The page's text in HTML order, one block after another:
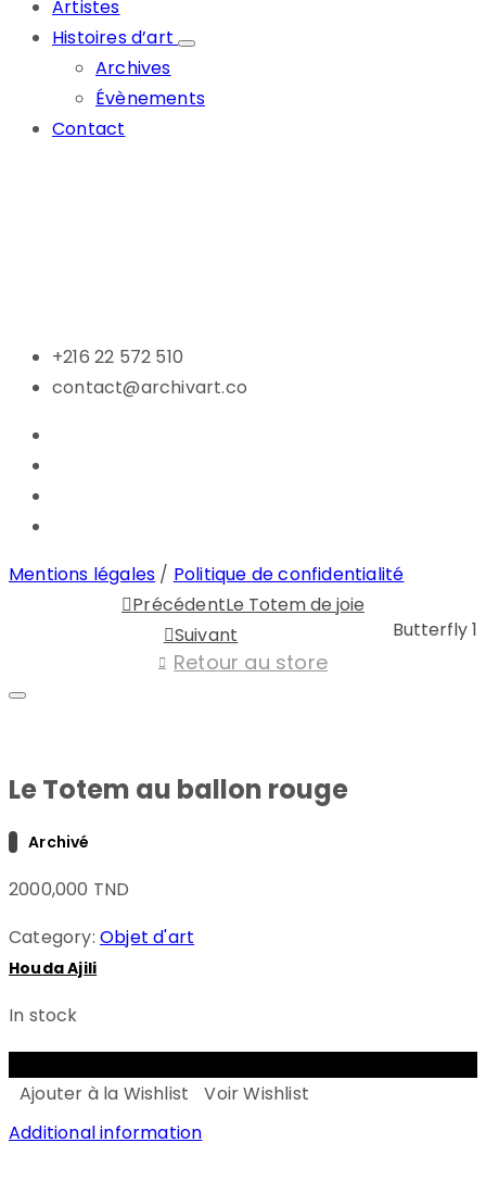
Artistes
Histoires d’art
Archives
Évènements
Contact
+216 22 572 510
contact@archivart.co
Mentions légales / Politique de confidentialité
PrécédentLe Totem de joie
Suivant
Butterfly 1
Retour au store
Le Totem au ballon rouge
Archivé
2000,000 TND
Category: Objet d'art
Houda Ajili
In stock
Ajouter à la Wishlist
Voir Wishlist
Additional information